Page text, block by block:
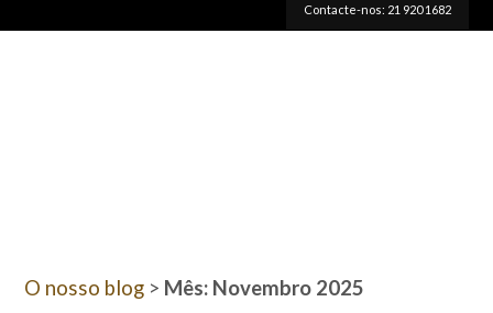
Contacte-nos: 21 920 1682
O nosso blog > Mês: Novembro 2025